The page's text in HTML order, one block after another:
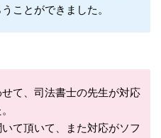
ことができました。
て、司法書士の先生が対応
て頂いて、また対応がソフ